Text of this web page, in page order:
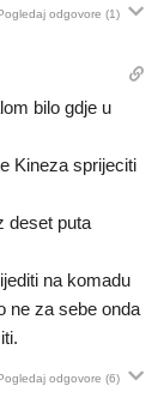
odgovore (1)
bilo gdje u
Kineza sprijeciti
deset puta
na komadu
ne za sebe onda
odgovore (6)